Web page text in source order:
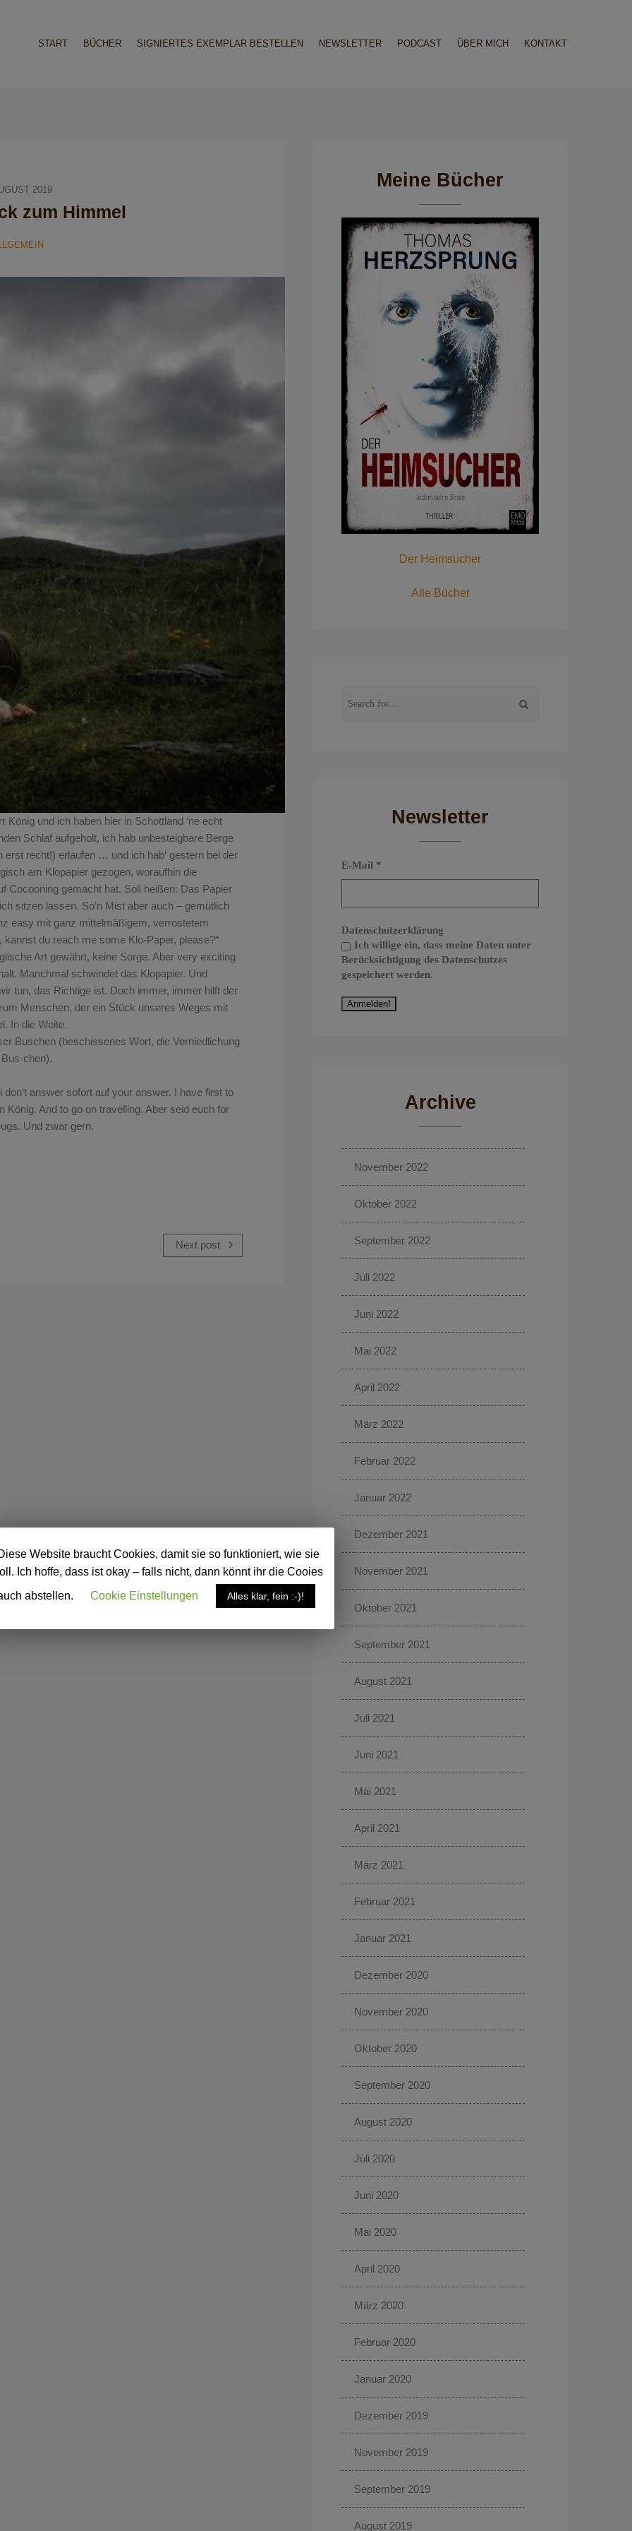
START BÜCHER SIGNIERTES EXEMPLAR BESTELLEN NEWSLETTER PODCAST ÜBER MICH KONTAKT
2019
zum Himmel
und ich haben hier in Schottland ‘ne echt
Schlaf aufgeholt, ich hab unbesteigbare Berge
erst recht!) erlaufen … und ich hab‘ gestern bei der
am Klopapier gezogen, woraufhin die
Cocooning gemacht hat. Soll heißen: Das Papier
sitzen lassen. So’n Mist aber auch – gemütlich
easy mit ganz mittelmäßigem, verrostetem
du reach me some Klo-Paper, please?“
Art gewährt, keine Sorge. Aber very exciting
Manchmal schwindet das Klopapier. Und
tun, das Richtige ist. Doch immer, immer hilft der
Menschen, der ein Stück unseres Weges mit
In die Weite.
Buschen (beschissenes Wort, die Verniedlichung
chen).
answer sofort auf your answer. I have first to
And to go on travelling. Aber seid euch for
Und zwar gern.
Next post
Meine Bücher
Der Heimsucher
Alle Bücher
Newsletter
E-Mail *
Datenschutzerklärung
Ich willige ein, dass meine Daten unter
Berücksichtigung des Datenschutzes
gespeichert werden.
Archive
November 2022
Oktober 2022
September 2022
Juli 2022
Juni 2022
Mai 2022
April 2022
März 2022
Februar 2022
Januar 2022
Dezember 2021
November 2021
Oktober 2021
September 2021
August 2021
Juli 2021
Juni 2021
Mai 2021
April 2021
März 2021
Februar 2021
Januar 2021
Dezember 2020
November 2020
Oktober 2020
September 2020
August 2020
Juli 2020
Juni 2020
Mai 2020
April 2020
März 2020
Februar 2020
Januar 2020
Dezember 2019
November 2019
September 2019
August 2019
Website braucht Cookies, damit sie so funktioniert, wie sie
Ich hoffe, dass ist okay – falls nicht, dann könnt ihr die Cooies
abstellen.
Cookie Einstellungen Alles klar, fein :-)!